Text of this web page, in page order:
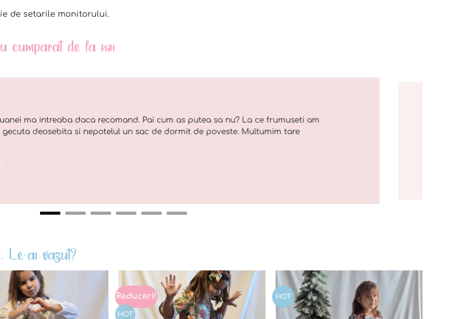
de setarile monitorului.
cumparat de la noi
ma intreaba daca recomand. Pai cum as putea sa nu? La ce frumuseti am
deosebita si nepotelul un sac de dormit de poveste. Multumim tare
Le-ai vazut?
Reduceri!
HOT
Add to
wishlist
HOT
Add to
wishlist